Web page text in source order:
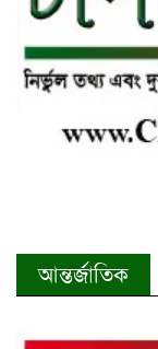
আন্তর্জাতিক